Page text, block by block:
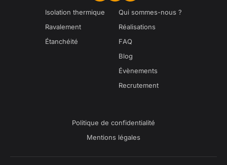
Isolation thermique
Ravalement
Étanchéité
Qui sommes-nous ?
Réalisations
FAQ
Blog
Évènements
Recrutement
Politique de confidentialité
Mentions légales